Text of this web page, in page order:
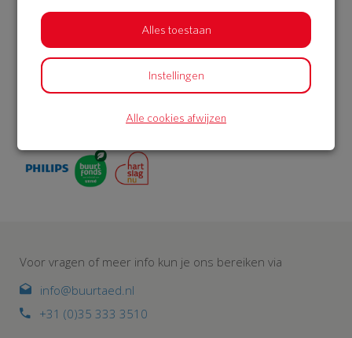
voor een AED. Met buitenkast én 5 jaar service en
onderhoud. Met meer AED’s in woonwijken, worden meer
levens gered. BuurtAED is een initiatief van de
Hartstichting. Philips en Univé Buurtfonds geven korting
op het AED-pakket. De AED meld je aan bij reanimatie-
aan een hartveilig Nederland.
Voor vragen of meer info kun je ons bereiken via
info@buurtaed.nl
+31 (0)35 333 3510
Alles toestaan
Instellingen
Alle cookies afwijzen